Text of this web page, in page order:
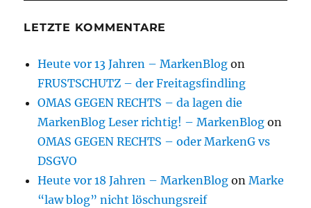
LETZTE KOMMENTARE
Heute vor 13 Jahren – MarkenBlog on
FRUSTSCHUTZ – der Freitagsfindling
OMAS GEGEN RECHTS – da lagen die
MarkenBlog Leser richtig! – MarkenBlog on
OMAS GEGEN RECHTS – oder MarkenG vs
DSGVO
Heute vor 18 Jahren – MarkenBlog onMarke
“law blog” nicht löschungsreif